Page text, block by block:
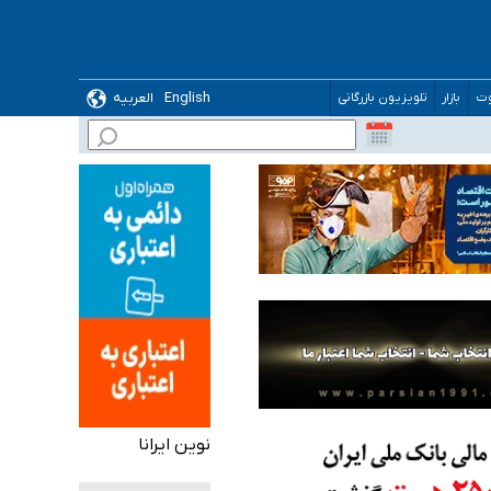
بازار تلویزیون بازرگانی English
العربیه
می‌شود
نوین ایرانا